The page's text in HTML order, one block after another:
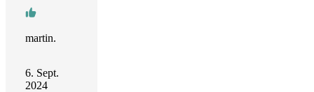
martin.
6. Sept.
2024